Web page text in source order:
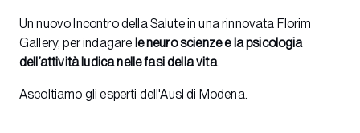
Un nuovo Incontro della Salute in una rinnovata Florim
Gallery, per indagare le neuro scienze e la psicologia
dell’attività ludica nelle fasi della vita.
Ascoltiamo gli esperti dell'Ausl di Modena.